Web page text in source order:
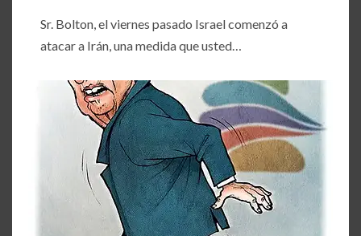
Sr. Bolton, el viernes pasado Israel comenzó a
atacar a Irán, una medida que usted…